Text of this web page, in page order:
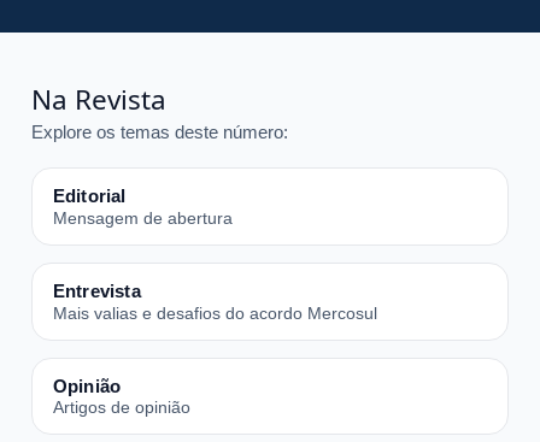
Na Revista
Explore os temas deste número:
Editorial
Mensagem de abertura
Entrevista
Mais valias e desafios do acordo Mercosul
Opinião
Artigos de opinião